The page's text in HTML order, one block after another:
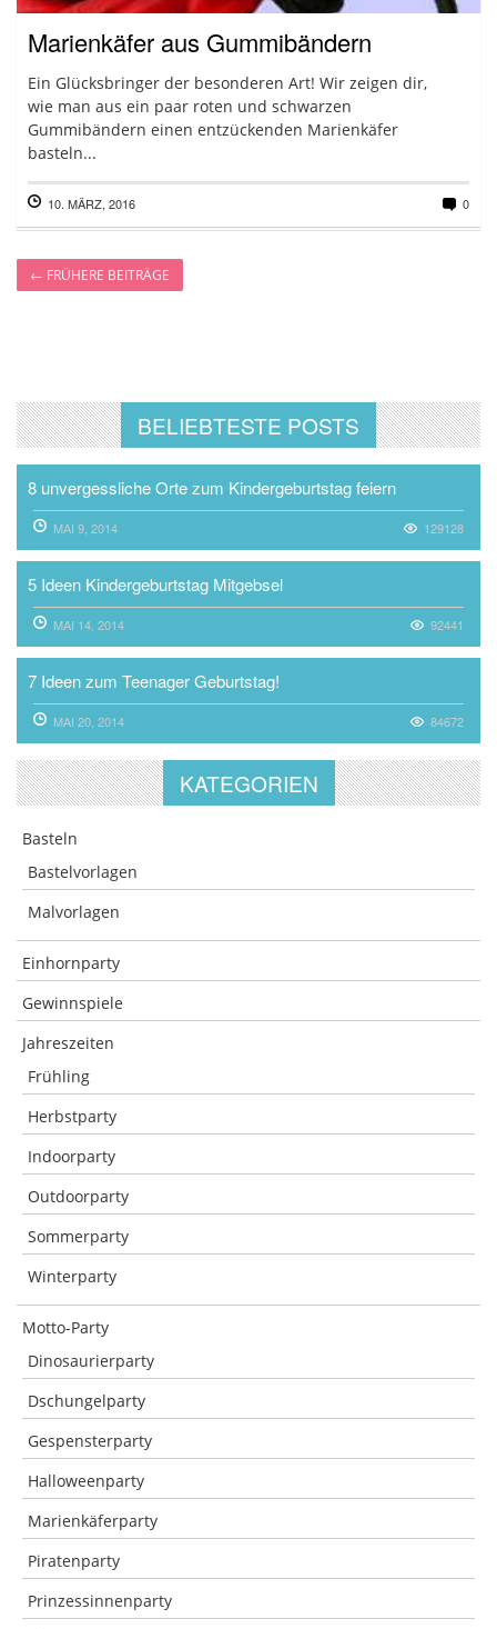
Marienkäfer aus Gummibändern
Ein Glücksbringer der besonderen Art! Wir zeigen dir,
wie man aus ein paar roten und schwarzen
Gummibändern einen entzückenden Marienkäfer
basteln...
10. MÄRZ, 2016 0
← FRÜHERE BEITRÄGE
BELIEBTESTE POSTS
8 unvergessliche Orte zum Kindergeburtstag feiern
MAI 9, 2014 129128
5 Ideen Kindergeburtstag Mitgebsel
MAI 14, 2014 92441
7 Ideen zum Teenager Geburtstag!
MAI 20, 2014 84672
KATEGORIEN
Basteln
Bastelvorlagen
Malvorlagen
Einhornparty
Gewinnspiele
Jahreszeiten
Frühling
Herbstparty
Indoorparty
Outdoorparty
Sommerparty
Winterparty
Motto-Party
Dinosaurierparty
Dschungelparty
Gespensterparty
Halloweenparty
Marienkäferparty
Piratenparty
Prinzessinnenparty